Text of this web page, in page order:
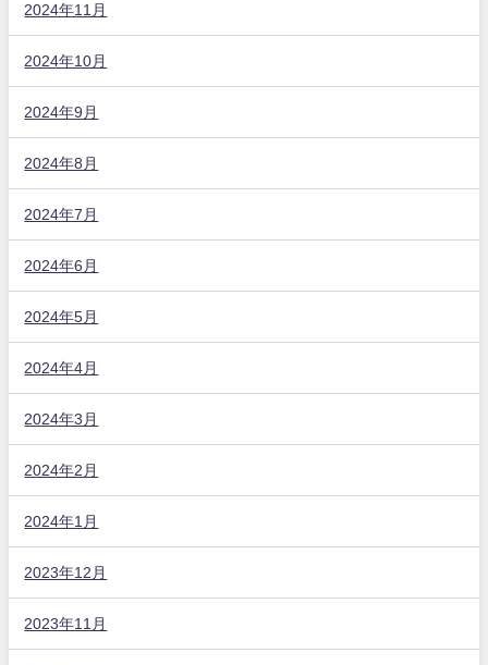
2024年11月
2024年10月
2024年9月
2024年8月
2024年7月
2024年6月
2024年5月
2024年4月
2024年3月
2024年2月
2024年1月
2023年12月
2023年11月